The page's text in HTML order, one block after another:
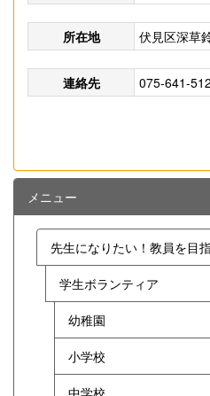
所在地 伏見区深草
連絡先 075-641-
メニュー
先生になりたい！教員を目
学生ボランティア
幼稚園
小学校
中学校